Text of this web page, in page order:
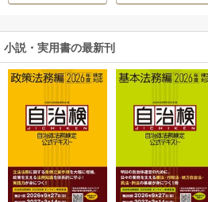
小説・実用書の最新刊